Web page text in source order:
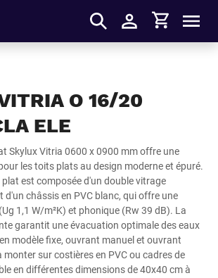
S'identifier
Panier
O 16/20
ELE
Skylux Vitria 0600 x 0900 mm offre une
les toits plats au design moderne et épuré.
est composée d'un double vitrage
d'un châssis en PVC blanc, qui offre une
1,1 W/m²K) et phonique (Rw 39 dB). La
garantit une évacuation optimale des eaux
modèle fixe, ouvrant manuel et ouvrant
monter sur costières en PVC ou cadres de
en différentes dimensions de 40x40 cm à